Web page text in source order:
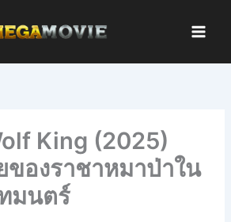
King (2025)
องราชาหมาป่าใน
มนตร์